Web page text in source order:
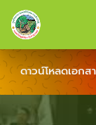
ดาวน์โหลดเอก